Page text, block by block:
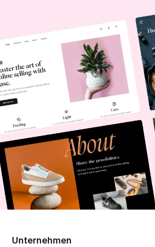
Unternehmen